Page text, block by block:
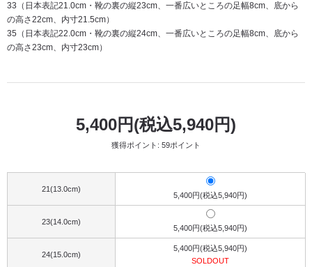
33（日本表記21.0cm・靴の裏の縦23cm、一番広いところの足幅8cm、底から
の高さ22cm、内寸21.5cm）
35（日本表記22.0cm・靴の裏の縦24cm、一番広いところの足幅8cm、底から
の高さ23cm、内寸23cm）
5,400円(税込5,940円)
獲得ポイント: 59ポイント
21(13.0cm)
5,400円(税込5,940円)
23(14.0cm)
5,400円(税込5,940円)
24(15.0cm)
5,400円(税込5,940円)
SOLDOUT